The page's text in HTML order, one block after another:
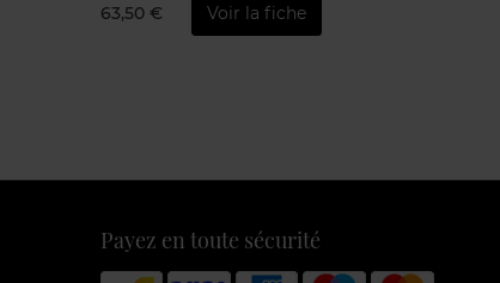
63,50 € Voir la fiche
Payez en toute sécurité